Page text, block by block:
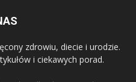
zdrowiu, diecie i urodzie.
i ciekawych porad.